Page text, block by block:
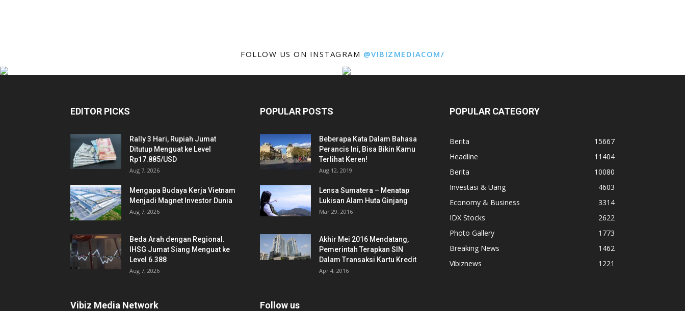
FOLLOW US ON INSTAGRAM @VIBIZMEDIACOM/
EDITOR PICKS
Rally 3 Hari, Rupiah Jumat
Ditutup Menguat ke Level
Rp17.885/USD
Aug 7, 2026
Mengapa Budaya Kerja Vietnam
Menjadi Magnet Investor Dunia
Aug 7, 2026
Beda Arah dengan Regional.
IHSG Jumat Siang Menguat ke
Level 6.388
Aug 7, 2026
Vibiz Media Network
POPULAR POSTS
Beberapa Kata Dalam Bahasa
Perancis Ini, Bisa Bikin Kamu
Terlihat Keren!
Aug 12, 2019
Lensa Sumatera – Menatap
Lukisan Alam Huta Ginjang
Mar 29, 2016
Akhir Mei 2016 Mendatang,
Pemerintah Terapkan SIN
Dalam Transaksi Kartu Kredit
Apr 4, 2016
Follow us
POPULAR CATEGORY
Berita
15667
Headline
11404
Berita
10080
Investasi & Uang
4603
Economy & Business
3314
IDX Stocks
2622
Photo Gallery
1773
Breaking News
1462
Vibiznews
1221